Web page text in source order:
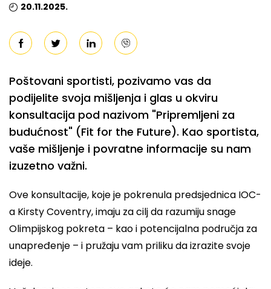
20.11.2025.
Poštovani sportisti, pozivamo vas da
podijelite svoja mišljenja i glas u okviru
konsultacija pod nazivom "Pripremljeni za
budućnost" (Fit for the Future). Kao sportista,
vaše mišljenje i povratne informacije su nam
izuzetno važni.
Ove konsultacije, koje je pokrenula predsjednica IOC-
a Kirsty Coventry, imaju za cilj da razumiju snage
Olimpijskog pokreta – kao i potencijalna područja za
unapređenje – i pružaju vam priliku da izrazite svoje
ideje.